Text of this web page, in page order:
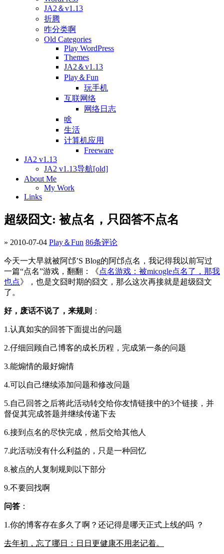
JA2＆v1.13
折腾
咋分类啊
Old Categories
Play WordPress
Themes
JA2＆v1.13
Play＆Fun
玩手机
互联网络
网络日志
啥
生活
计算机应用
Freeware
JA2 v1.13
JA2 v1.13导航[old]
About Me
My Work
Links
超级囧文: 被点名，只囧答不点名
» 2010-07-04 Play＆Fun 86条评论
今天一大早就被阿邙’S Blog的阿邙点名，我记得我以前写过
一篇“点名”游戏，翻翻：《点名游戏：被micogle点名了，那我
也点》，也是文囧时期的囧文，那么这次再接就是超级囧文
了。
好，废话不说了，来规则 ：
1.认真如实的回答下面提出的问题
2.仔细回顾自己博客的成长历程，完成第一条的问题
3.能煽情的最好煽情
4.可以自己继续添加问题和修改问题
5.自己回答之后将此活动转交给你友情链接中的3个链接，并
督促其完成答题并继续传递下去
6.接到点名的尽快完成，然后交给其他人
7.此活动没有什么利益的，只是一种回忆
8.被点的人复制规则以下部分
9.不要回找啊
问答 ：
1.你的博客存在多久了啊？还记得是哪天正式上线的吗 ？
去年初，忘了哪日：日日更健康不用老记着。